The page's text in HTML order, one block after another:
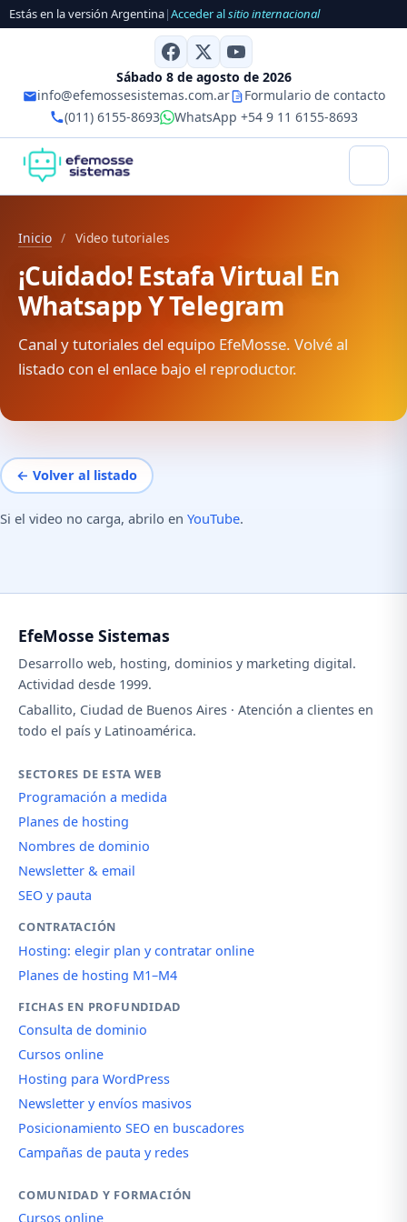
Estás en la versión Argentina|Acceder alsitio internacional
Sábado 8 de agosto de 2026
info@efemossesistemas.com.ar
Formulario de contacto
(011) 6155-8693
WhatsApp +54 9 11 6155-8693
Inicio / Video tutoriales
¡Cuidado! Estafa Virtual En
Whatsapp Y Telegram
Canal y tutoriales del equipo EfeMosse. Volvé al
listado con el enlace bajo el reproductor.
← Volver al listado
Si el video no carga, abrilo en YouTube.
EfeMosse Sistemas
Desarrollo web, hosting, dominios y marketing digital.
Actividad desde 1999.
Caballito, Ciudad de Buenos Aires · Atención a clientes en
todo el país y Latinoamérica.
SECTORES DE ESTA WEB
Programación a medida
Planes de hosting
Nombres de dominio
Newsletter & email
SEO y pauta
CONTRATACIÓN
Hosting: elegir plan y contratar online
Planes de hosting M1–M4
FICHAS EN PROFUNDIDAD
Consulta de dominio
Cursos online
Hosting para WordPress
Newsletter y envíos masivos
Posicionamiento SEO en buscadores
Campañas de pauta y redes
COMUNIDAD Y FORMACIÓN
Cursos online